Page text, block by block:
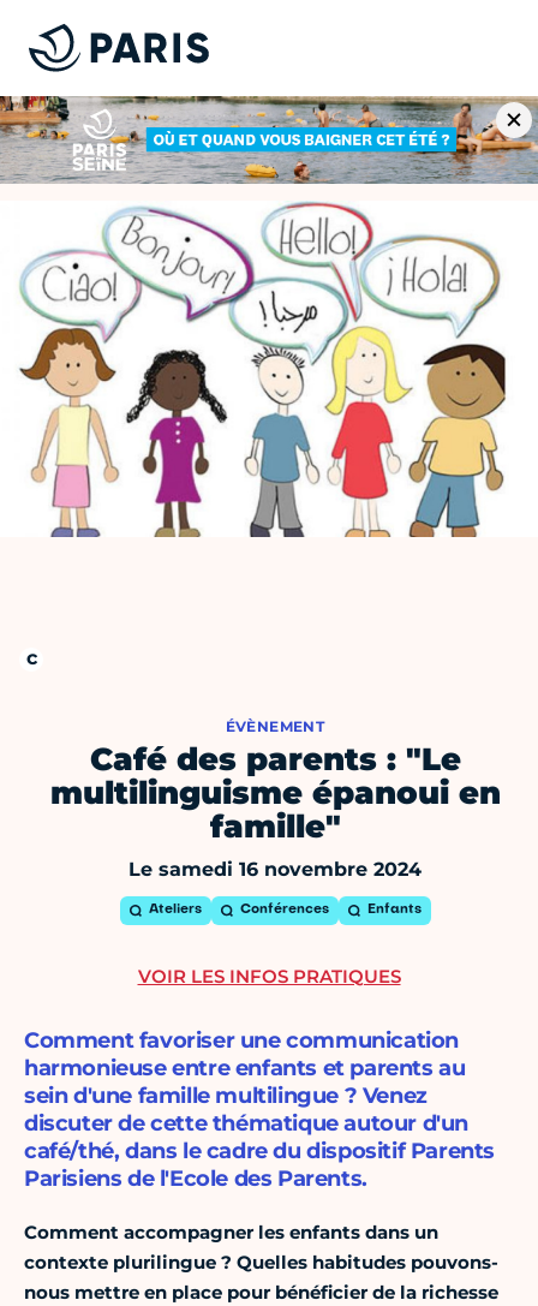
ÉVÈNEMENT
Café des parents : "Le
multilinguisme épanoui en
famille"
Le samedi 16 novembre 2024
Ateliers Conférences Enfants
Comment favoriser une communication
harmonieuse entre enfants et parents au
sein d'une famille multilingue ? Venez
discuter de cette thématique autour d'un
café/thé, dans le cadre du dispositif Parents
Parisiens de l'Ecole des Parents.
Comment accompagner les enfants dans un
contexte plurilingue ? Quelles habitudes pouvons-
nous mettre en place pour bénéficier de la richesse
VOIR LES INFOS PRATIQUES